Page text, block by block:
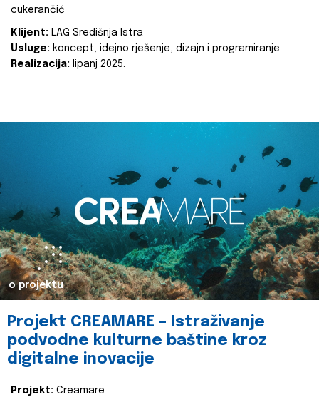
cukerančić
Klijent: LAG Središnja Istra
Usluge: koncept, idejno rješenje, dizajn i programiranje
Realizacija: lipanj 2025.
o projektu
Projekt CREAMARE – Istraživanje
podvodne kulturne baštine kroz
digitalne inovacije
Projekt: Creamare